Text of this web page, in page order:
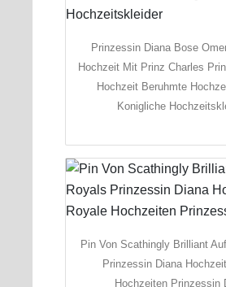
Prinzessin Diana Bose
Hochzeit Mit Prinz Charles
Hochzeit Beruhmte
Konigliche
Pin Von Scathingly Brilliant
Prinzessin Diana
Hochzeiten Prinzessin